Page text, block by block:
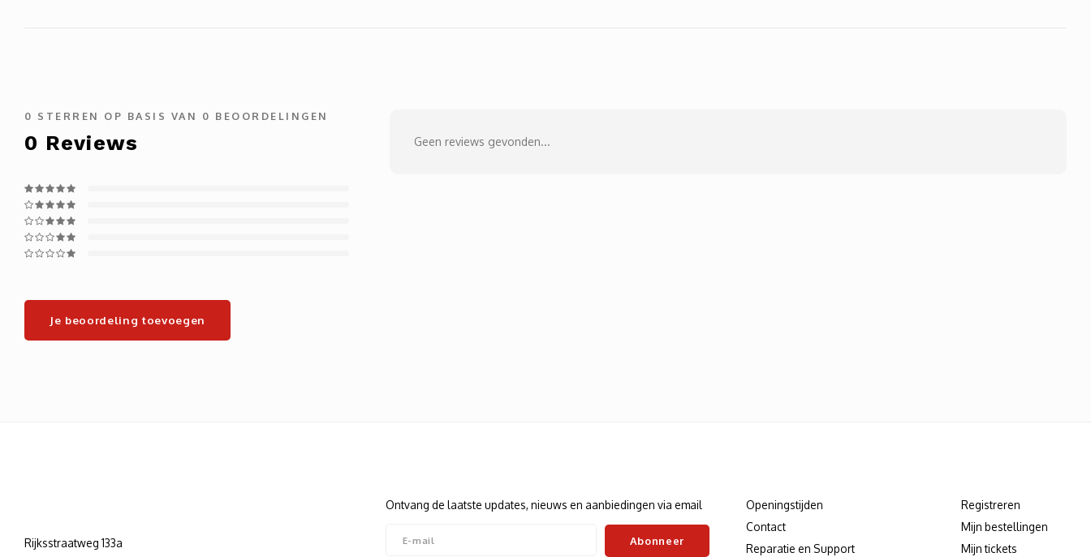
0 STERREN OP BASIS VAN 0 BEOORDELINGEN
0 Reviews
Je beoordeling toevoegen
Geen reviews gevonden...
Rijksstraatweg 133a
Ontvang de laatste updates, nieuws en aanbiedingen via email
Abonneer
Openingstijden
Contact
Reparatie en Support
Registreren
Mijn bestellingen
Mijn tickets